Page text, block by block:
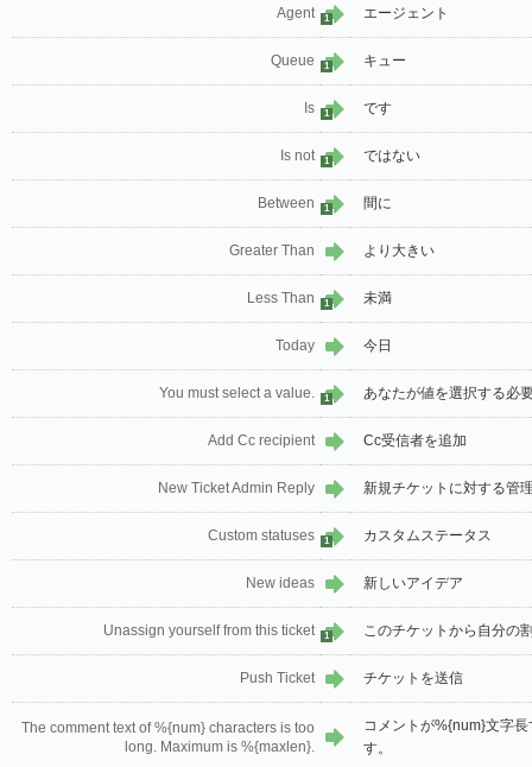
Agent 1 エージェント
Queue 1 キュー
Is 1 です
Is not 1 ではない
Between 1 間に
Greater Than より大きい
Less Than 1 未満
Today 今日
You must select a value. 1 あなたが値を選択する必
Add Cc recipient Cc受信者を追加
New Ticket Admin Reply 新規チケットに対する管
Custom statuses 1 カスタムステータス
New ideas 新しいアイデア
Unassign yourself from this ticket 1 このチケットから自分の
Push Ticket チケットを送信
The comment text of %{num} characters is too
long. Maximum is %{maxlen}.
コメントが%{num}文字
す。